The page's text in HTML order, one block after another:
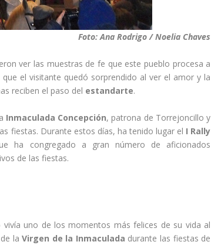
Foto: Ana Rodrigo / Noelia Chaves
ver las muestras de fe que este pueblo procesa a
el visitante quedó sorprendido al ver el amor y la
reciben el paso del estandarte.
Inmaculada Concepción, patrona de Torrejoncillo y
fiestas. Durante estos días, ha tenido lugar el I Rally
ha congregado a gran número de aficionados
de las fiestas.
vivía uno de los momentos más felices de su vida al
la Virgen de la Inmaculada durante las fiestas de